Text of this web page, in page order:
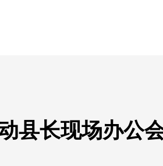
县长现场办公